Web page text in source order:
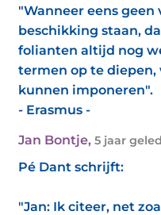
"Wanneer eens
beschikking staan,
folianten altijd nog
termen op te
kunnen imponeren".
- Erasmus -
Jan Bontje, 5 jaar
Pé Dant schrijft:
"Jan: Ik citeer, net